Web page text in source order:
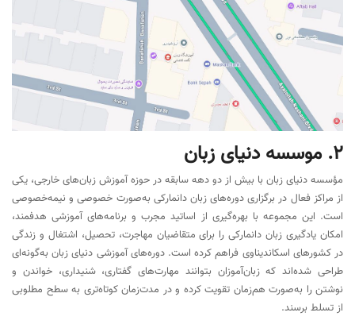
2. موسسه دنیای زبان
مؤسسه دنیای زبان با بیش از دو دهه سابقه در حوزه آموزش زبان‌های خارجی، یکی
از مراکز فعال در برگزاری دوره‌های زبان دانمارکی به‌صورت خصوصی و نیمه‌خصوصی
است. این مجموعه با بهره‌گیری از اساتید مجرب و برنامه‌های آموزشی هدفمند،
امکان یادگیری زبان دانمارکی را برای متقاضیان مهاجرت، تحصیل، اشتغال و زندگی
در کشورهای اسکاندیناوی فراهم کرده است. دوره‌های آموزشی دنیای زبان به‌گونه‌ای
طراحی شده‌اند که زبان‌آموزان بتوانند مهارت‌های گفتاری، شنیداری، خواندن و
نوشتن را به‌صورت هم‌زمان تقویت کرده و در مدت‌زمان کوتاه‌تری به سطح مطلوبی
از تسلط برسند.